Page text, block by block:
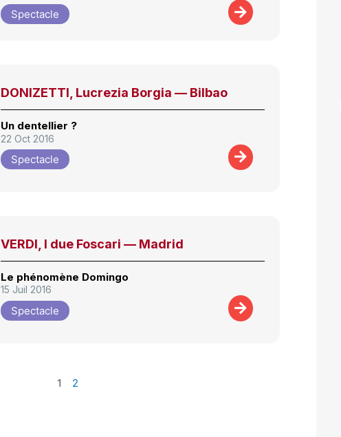
Spectacle
DONIZETTI, Lucrezia Borgia — Bilbao
Un dentellier ?
22 Oct 2016
Spectacle
VERDI, I due Foscari — Madrid
Le phénomène Domingo
15 Juil 2016
Spectacle
1 2